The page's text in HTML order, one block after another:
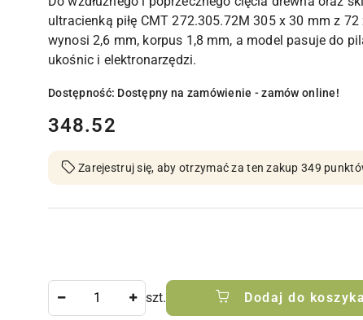
ultracienką piłę CMT 272.305.72M 305 x 30 mm z 72
wynosi 2,6 mm, korpus 1,8 mm, a model pasuje do
ukośnic i elektronarzędzi.
Dostępność: Dostępny na zamówienie - zamów online!
cena:
348.52
Zarejestruj się, aby otrzymać za ten zakup 349
szt. Dodaj do koszyka